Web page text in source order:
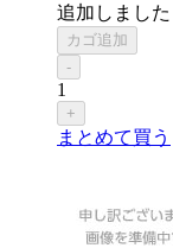
追加しました
カゴ追加
-
1
+
まとめて買う